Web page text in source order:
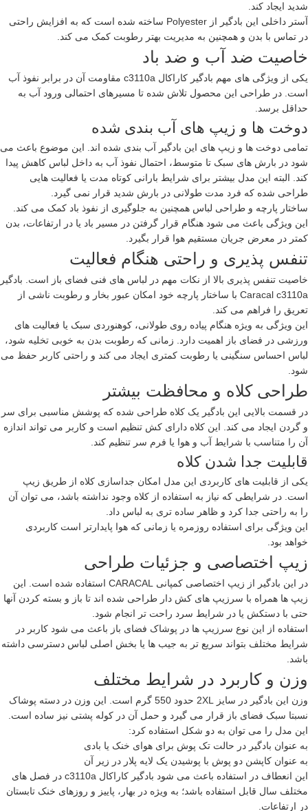
شدید ایجاد کند.
آستر داخلی این بادگیر از Polyester ساخته شده است که به افزایش راحتی
در تماس با بدن و همچنین به مدیریت بهتر رطوبت کمک می کند.
خاصیت ضد آب و ضد باد
یکی از ویژگی های مهم بادگیر کاراکال c3110a مقاومت آن در برابر نفوذ آب
است. در طراحی این محصول تلاش شده تا مسیرهای احتمالی ورود آب به
حداقل برسد.
دوخت ها و زیپ های آب بندی شده
تمامی دوخت ها و زیپ های این بادگیر آب بندی شده اند. این موضوع باعث می
شود در بارش های سبک تا متوسط، احتمال نفوذ آب به داخل لباس کاهش پیدا
کند. البته این مدل بیشتر برای شرایط بارانی کوتاه مدت یا فعالیت هایی
طراحی شده که فرد مدت طولانی در بارش شدید قرار نمی گیرد.
ساختار پارچه و طراحی لباس همچنین به جلوگیری از نفوذ باد کمک می کند.
این ویژگی باعث می شود هنگام قرار گرفتن در مسیر باد یا در ارتفاعات، بدن
کمتر در معرض جریان مستقیم هوا قرار بگیرد.
تنفس پذیری و راحتی هنگام فعالیت
خاصیت تنفس پذیری بالا از نکات مهم در لباس های فنی فضای باز است. بادگیر
Caracal c3110a با ساختار پارچه خود امکان عبور بخار و رطوبت ناشی از
تعریق را فراهم می کند.
این ویژگی به ویژه هنگام پیاده روی طولانی، کوهنوردی سبک یا فعالیت های
ورزشی در فضای باز اهمیت دارد. زمانی که رطوبت بدن به خوبی تخلیه شود،
لباس احساس سنگینی یا رطوبت کمتری ایجاد می کند و راحتی کاربر حفظ می
شود.
طراحی کلاه و محافظت بیشتر
در قسمت بالایی این بادگیر یک کلاه طراحی شده که پوشش مناسبی برای سر
و گردن ایجاد می کند. این کلاه دارای کش تنظیم است و کاربر می تواند اندازه
آن را متناسب با شرایط آب و هوا یا فرم سر تنظیم کند.
قابلیت جدا شدن کلاه
یکی از قابلیت های کاربردی این مدل امکان جداسازی کلاه از طریق زیپ
است. در شرایطی که نیاز به استفاده از کلاه وجود نداشته باشد، می توان آن
را به راحتی جدا کرد و ظاهر ساده تری به لباس داد.
این ویژگی برای استفاده روزمره یا زمانی که هوا پایدارتر است کاربردی
خواهد بود.
زیپ اختصاصی و جزئیات طراحی
در این بادگیر از زیپ اختصاصی کمپانی CARACAL استفاده شده است. این
زیپ ها همراه با سرزیپ های کش دار طراحی شده اند تا باز و بسته کردن آنها
حتی با دستکش یا در شرایط سرد راحت تر انجام شود.
استفاده از این نوع سرزیپ ها در پوشاک فضای باز باعث می شود کاربر در
شرایط مختلف بتواند سریع تر به جیب ها یا بخش اصلی لباس دسترسی داشته
باشد.
وزن و کاربرد در شرایط مختلف
وزن این بادگیر در سایز 2XL حدود 550 گرم است. این وزن در دسته پوشاک
نسبتا سبک فضای باز قرار می گیرد و حمل آن در کوله پشتی نیز ساده است.
این مدل را می توان به دو شکل استفاده کرد:
به عنوان بادگیر در حالت تک پوش برای هوای خنک یا بادی
به عنوان کاپشن دو پوش با پوشیدن یک لایه پلار در زیر آن
این انعطاف در استفاده باعث می شود بادگیر کاراکال c3110a در فصل های
مختلف سال قابل استفاده باشد؛ به ویژه در بهار، پاییز و روزهای خنک تابستان
در ارتفاعات.